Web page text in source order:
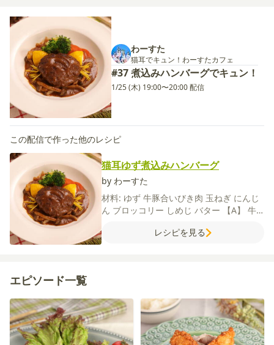
わーすた
猫耳でキュン！わーすたカフェ
#37 煮込みハンバーグでキュン！
1/25 (木) 19:00〜20:00 配信
この配信で作った他のレシピ
猫耳ゆず煮込みハンバーグ
by わーすた
材料: ゆず 牛豚合いびき肉 玉ねぎ にんじ
ん ブロッコリー しめじ バター 【A】 牛
コンソメ（顆粒）塩粗びき黒こしょう
レシピを見る
エピソード一覧